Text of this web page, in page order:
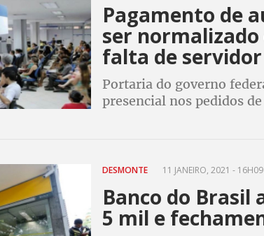
Pagamento de
ser
falta de servidor
Portaria do governo
presencial nos pedidos
DESMONTE 11 JANEIRO, 2021 - 16H09
Banco do Brasil
5 mil e